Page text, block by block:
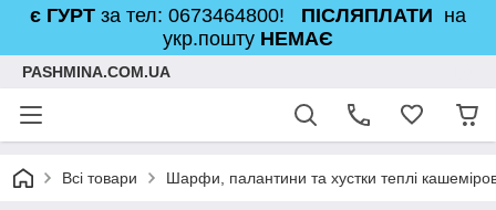
є ГУРТ за тел: 0673464800! ПІСЛЯПЛАТИ на
укр.пошту НЕМАЄ
PASHMINA.COM.UA
Всі товари Шарфи, палантини та хустки теплі